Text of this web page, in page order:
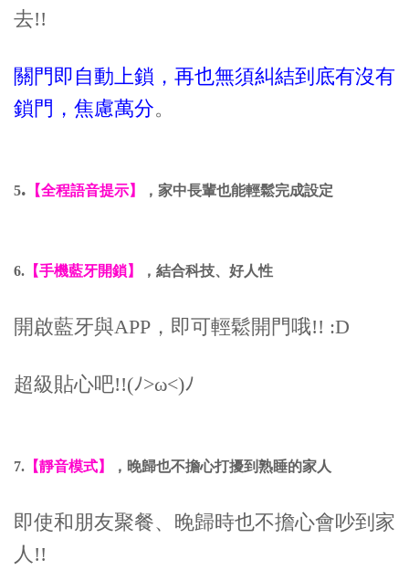
去!!
關門即自動上鎖，再也無須糾結到底有沒有
鎖門，焦慮萬分。
5. 【全程語音提示】 ，家中長輩也能輕鬆完成設定
6. 【手機藍牙開鎖】 ，結合科技、好人性
開啟藍牙與APP，即可輕鬆開門哦!! :D
超級貼心吧!!(ﾉ>ω<)ﾉ
7. 【靜音模式】 ，晚歸也不擔心打擾到熟睡的家人
即使和朋友聚餐、晚歸時也不擔心會吵到家
人!!